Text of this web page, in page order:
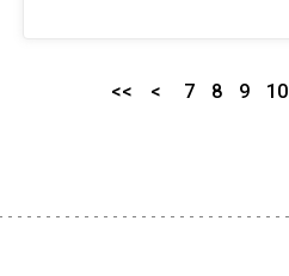
<< < 7 8 9 10